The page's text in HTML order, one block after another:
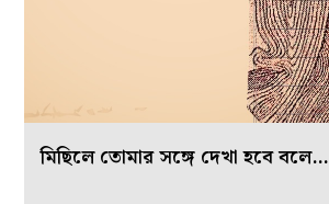
মিছিলে তোমার সঙ্গে দেখা হবে বলে…